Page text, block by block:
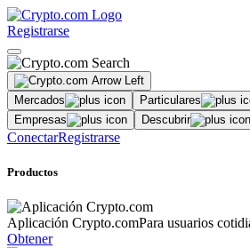
Registrarse
Mercados
Particulares
Empresas
Descubrir
ConectarRegistrarse
Productos
Aplicación Crypto.comPara usuarios
Obtener